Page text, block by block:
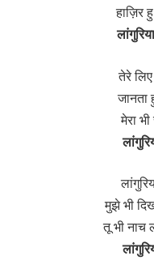
हाज़िर
तेरे
जानता
मेरा
मुझे भी
तू भी नाच